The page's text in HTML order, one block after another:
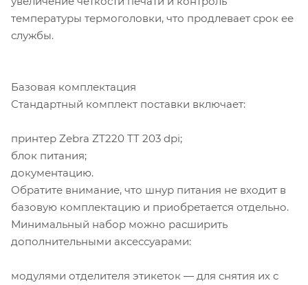
температуры термоголовки, что продлевает срок ее
службы.
Базовая комплектация
Стандартный комплект поставки включает:
принтер Zebra ZT220 TT 203 dpi;
блок питания;
документацию.
Обратите внимание, что шнур питания не входит в
базовую комплектацию и приобретается отдельно.
Минимальный набор можно расширить
дополнительными аксессуарами:
модулями отделителя этикеток — для снятия их с